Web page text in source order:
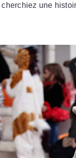
une